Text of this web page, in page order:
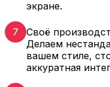
экране.
7
Своё
Делаем
вашем стиле,
аккуратная